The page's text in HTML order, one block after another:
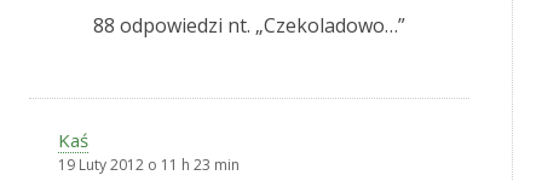
88 odpowiedzi nt. „Czekoladowo…”
Kaś
19 Luty 2012 o 11 h 23 min